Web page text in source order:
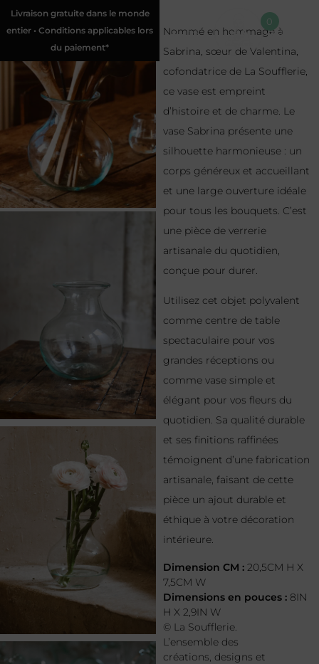
Livraison gratuite dans le monde
entier • Conditions applicables lors
du paiement*
0
Nommé en hommage à
Sabrina, sœur de Valentina,
cofondatrice de La Soufflerie,
ce vase est empreint
d’histoire et de charme. Le
vase Sabrina présente une
silhouette harmonieuse : un
corps généreux et accueillant
et une large ouverture idéale
pour tous les bouquets. C’est
une pièce de verrerie
artisanale du quotidien,
conçue pour durer.
Utilisez cet objet polyvalent
comme centre de table
spectaculaire pour vos
grandes réceptions ou
comme vase simple et
élégant pour vos fleurs du
quotidien. Sa qualité durable
et ses finitions raffinées
témoignent d’une fabrication
artisanale, faisant de cette
pièce un ajout durable et
éthique à votre décoration
intérieure.
Dimension CM : 20,5CM H X
7,5CM W
Dimensions en pouces : 8IN
H X 2,9IN W
© La Soufflerie.
L’ensemble des
créations, designs et